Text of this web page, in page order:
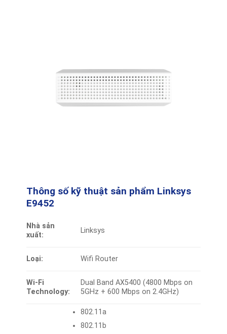
Thông số kỹ thuật sản phẩm Linksys
E9452
Nhà sản
xuất:
Linksys
Loại: Wifi Router
Wi-Fi
Technology:
Dual Band AX5400 (4800 Mbps on
5GHz + 600 Mbps on 2.4GHz)
802.11a
802.11b